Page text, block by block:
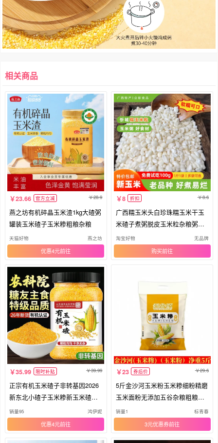
相关商品
23.66 官方立减 28.9
燕之坊有机碎晶玉米渣1kg大碴粥
罐装玉米碴子玉米糁粗粮杂粮
天猫好物 燕之坊
优惠4元
8 折扣 8.6
广西糯玉米头白珍珠糯玉米干玉
米碴子煮粥脱皮玉米粒杂粮粥小
包装
淘宝好物 无品牌
购买
35.99 限时补贴 39.99
正宗有机玉米碴子非转基因2026
新东北小碴子玉米糁新玉米碴旗
舰店
销量95 鸿伊妮
优惠4元
23 券后价 29.6
5斤金沙河玉米粉玉米糁细粉精磨
玉米面粉无添加五谷杂粮粗粮窝
头
销量1 标青春
3元优惠券